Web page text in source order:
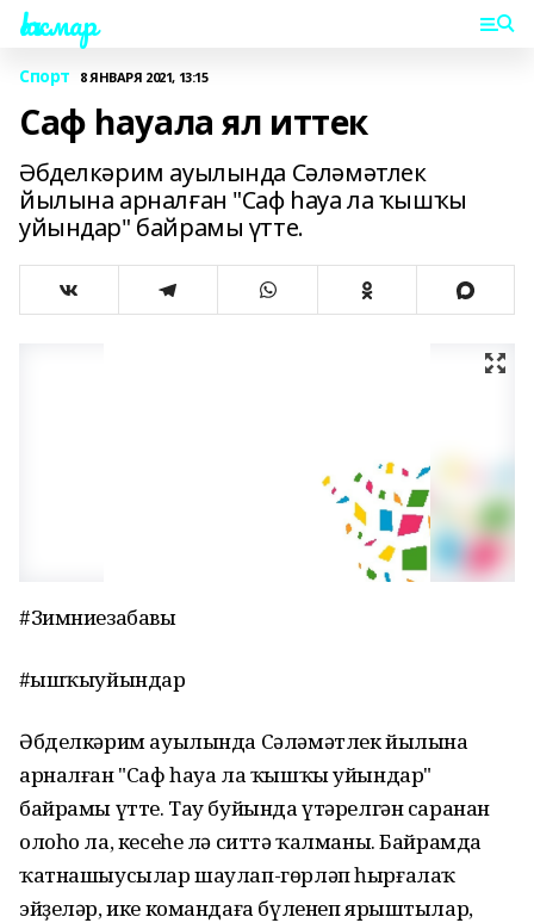
Һаҡмар
Спорт 8 ЯНВАРЯ 2021, 13:15
Саф һауала ял иттек
Әбделкәрим ауылында Сәләмәтлек
йылына арналған "Саф һауа ла ҡышҡы
уйындар" байрамы үтте.
#Зимниезабавы
#Ҡышҡыуйындар
Әбделкәрим ауылында Сәләмәтлек йылына
арналған "Саф һауа ла ҡышҡы уйындар"
байрамы үтте. Тау буйында үтәрелгән саранан
олоһо ла, кесеһе лә ситтә ҡалманы. Байрамда
ҡатнашыусылар шаулап-гөрләп һырғалаҡ
эйҙеләр, ике командаға бүленеп ярыштылар,